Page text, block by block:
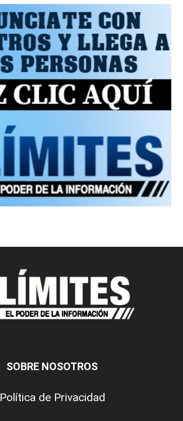
SOBRE NOSOTROS
Política de Privacidad